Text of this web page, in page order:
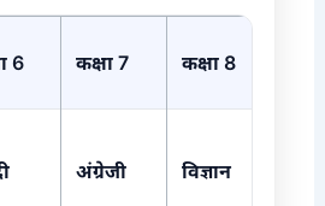
6 कक्षा 7 कक्षा 8
अंग्रेजी विज्ञान